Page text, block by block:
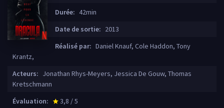
Durée: 42min
Date de sortie: 2013
Réalisé par: Daniel Knauf, Cole Haddon, Tony
Krantz,
Acteurs: Jonathan Rhys-Meyers, Jessica De Gouw, Thomas
Kretschmann
Évaluation:
star_rate
3,8 / 5